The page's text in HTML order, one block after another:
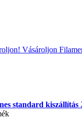
Vásároljon
standard kiszállítás